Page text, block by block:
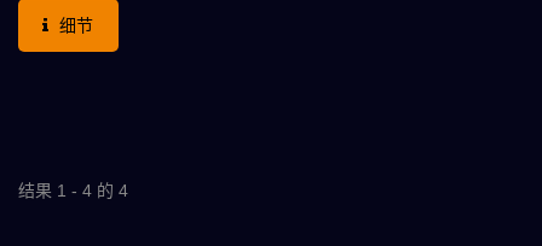
合，CCD影像自动对位，台面装配三轴伺服驱动马达，搭
配CCD作位移补偿功能，印刷头采滑台气缸，使恒定气压
细节
结果 1 - 4 的 4